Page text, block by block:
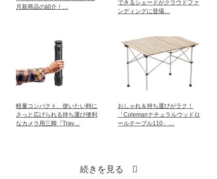
月新商品の紹介！…
できるシェードがクラウドファ
ンディングに登場…
軽量コンパクト、使いたい時に
さっと広げられる持ち運び便利
なカメラ用三脚『Trav…
おしゃれ＆持ち運びがラク！
「Colemanナチュラルウッドロ
ールテーブル110」…
続きを見る